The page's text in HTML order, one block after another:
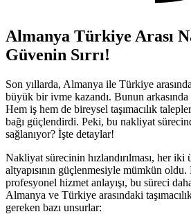
Almanya Türkiye Arası
Güvenin Sırrı!
Son yıllarda, Almanya ile Türkiye arasında
büyük bir ivme kazandı. Bunun
Hem iş hem de bireysel taşımacılık
bağı güçlendirdi. Peki, bu nakliyat
sağlanıyor? İşte detaylar!
Nakliyat sürecinin hızlandırılması, her
altyapısının güçlenmesiyle mümkün
profesyonel hizmet anlayışı, bu süreci
Almanya ve Türkiye arasındaki
gereken bazı unsurlar: